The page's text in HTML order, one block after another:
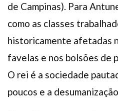
de Campinas). Para
como as classes
historicamente afetadas
favelas e nos bolsões de
O rei é a sociedade
poucos e a